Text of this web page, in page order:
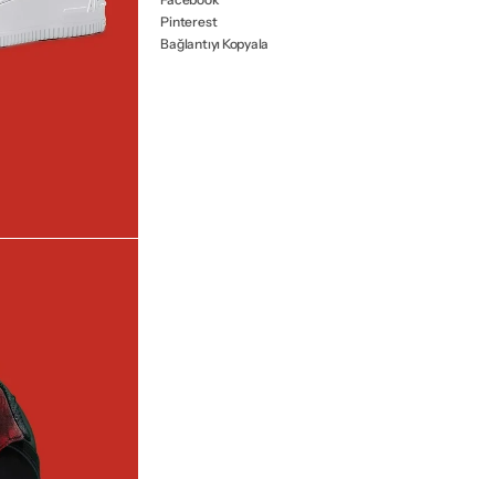
Pinterest
Bağlantıyı Kopyala